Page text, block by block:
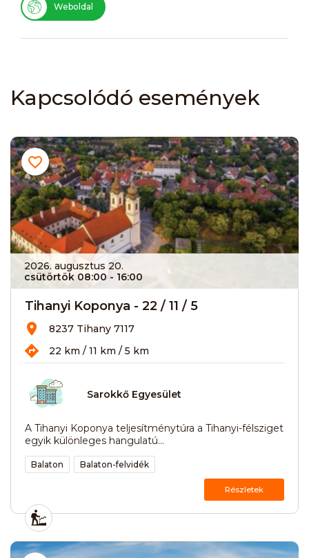
Weboldal
Kapcsolódó események
2026. augusztus 20.
csütörtök 08:00 - 16:00
Tihanyi Koponya - 22 / 11 / 5
8237 Tihany 7117
22 km / 11 km / 5 km
Sarokkő Egyesület
A Tihanyi Koponya teljesítménytúra a Tihanyi-félsziget
egyik különleges hangulatú...
Balaton Balaton-felvidék
Részletek